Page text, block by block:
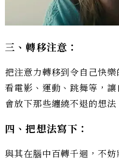
三、轉移注意：
把注意力轉移到令自己快樂
看電影、運動、跳舞等，
會放下那些纏繞不退的想法
四、把想法寫下：
與其在腦中百轉千迴，不